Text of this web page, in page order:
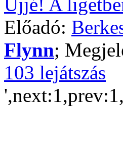
Előadó:
Flynn;
103 lejátszás